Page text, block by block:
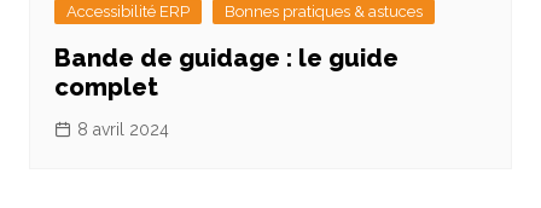
Accessibilité ERP Bonnes pratiques & astuces
Bande de guidage : le guide
complet
8 avril 2024